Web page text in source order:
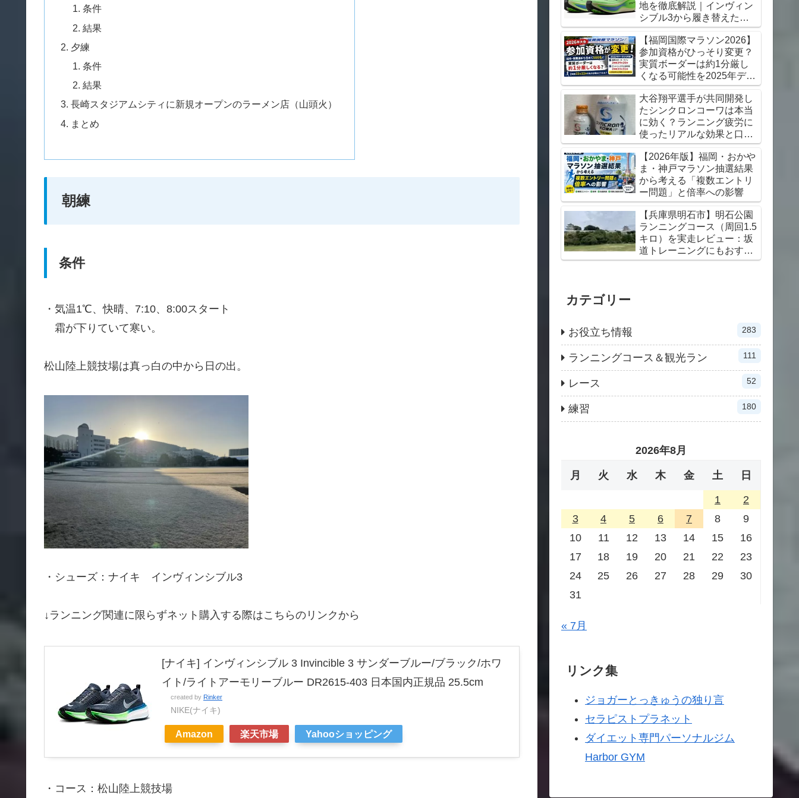
条件
結果
夕練
条件
結果
長崎スタジアムシティに新規オープンのラーメン店（山頭火）
まとめ
朝練
条件
・気温1℃、快晴、7:10、8:00スタート
霜が下りていて寒い。
松山陸上競技場は真っ白の中から日の出。
・シューズ：ナイキ インヴィンシブル3
↓ランニング関連に限らずネット購入する際はこちらのリンクから
[ナイキ] インヴィンシブル 3 Invincible 3 サンダーブルー/ブラック/ホワ
イト/ライトアーモリーブルー DR2615-403 日本国内正規品 25.5cm
created by Rinker
NIKE(ナイキ)
Amazon 楽天市場 Yahooショッピング
・コース：松山陸上競技場
地を徹底解説｜インヴィン
シブル3から履き替えた感
想【初心者にもおすすめ】
【福岡国際マラソン2026】
参加資格がひっそり変更？
実質ボーダーは約1分厳し
くなる可能性を2025年デー
タから考察
大谷翔平選手が共同開発し
たシンクロンコーワは本当
に効く？ランニング疲労に
使ったリアルな効果と口コ
ミレビュー
【2026年版】福岡・おかや
ま・神戸マラソン抽選結果
から考える「複数エントリ
ー問題」と倍率への影響
【兵庫県明石市】明石公園
ランニングコース（周回1.5
キロ）を実走レビュー：坂
道トレーニングにもおすす
め
カテゴリー
お役立ち情報 283
ランニングコース＆観光ラン 111
レース 52
練習 180
2026年8月
月 火 水 木 金 土 日
1
2
3
4 5 6 7 8
9
10
11 12 13 14 15
16
17
18 19 20 21 22
23
24
25 26 27 28 29
30
31
« 7月
リンク集
ジョガーとっきゅうの独り言
セラピストプラネット
ダイエット専門パーソナルジム
Harbor GYM